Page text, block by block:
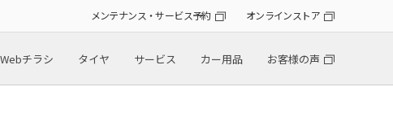
メンテナンス・サービス予約 オンラインストア
Webチラシ タイヤ サービス カー用品 お客様の声